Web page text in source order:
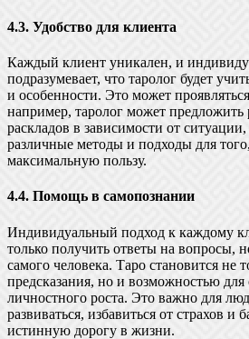
4.3. Удобство для клиента
Каждый клиент уникален, и
подразумевает, что таролог будет
и особенности. Это может
например, таролог может предложить
раскладов в зависимости от ситуации,
различные методы и подходы для
максимальную пользу.
4.4. Помощь в самопознании
Индивидуальный подход к каждому
только получить ответы на вопросы,
самого человека. Таро становится не
предсказания, но и возможностью для
личностного роста. Это важно для
развиваться, избавиться от страхов и
истинную дорогу в жизни.